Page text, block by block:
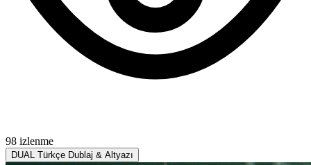
98 izlenme
DUAL Türkçe Dublaj & Altyazı